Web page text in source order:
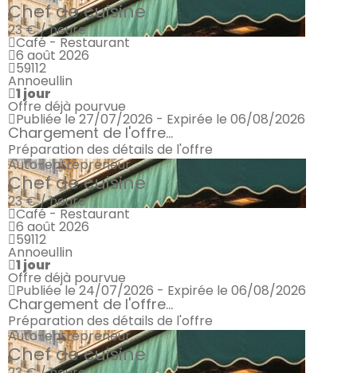
Chef de cuisine
23 € / heure
Café - Restaurant
6 août 2026
59112
Annoeullin
1 jour
Offre déjà pourvue
Publiée le 27/07/2026 - Expirée le 06/08/2026
Chargement de l'offre...
Préparation des détails de l'offre
Auto-entrepreneur
Chef de cuisine
23 € / heure
Café - Restaurant
6 août 2026
59112
Annoeullin
1 jour
Offre déjà pourvue
Publiée le 24/07/2026 - Expirée le 06/08/2026
Chargement de l'offre...
Préparation des détails de l'offre
Auto-entrepreneur
Chef de cuisine